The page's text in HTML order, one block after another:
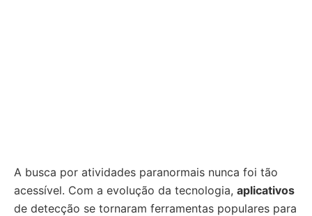
A busca por atividades paranormais nunca foi tão
acessível. Com a evolução da tecnologia, aplicativos
de detecção se tornaram ferramentas populares para